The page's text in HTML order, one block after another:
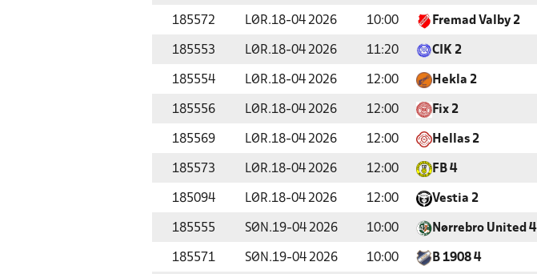
185572 LØR.18-04 2026 10:00 Fremad Valby 2
185553 LØR.18-04 2026 11:20 CIK 2
185554 LØR.18-04 2026 12:00 Hekla 2
185556 LØR.18-04 2026 12:00 Fix 2
185569 LØR.18-04 2026 12:00 Hellas 2
185573 LØR.18-04 2026 12:00 FB 4
185094 LØR.18-04 2026 12:00 Vestia 2
185555 SØN.19-04 2026 10:00 Nørrebro United 4
185571 SØN.19-04 2026 10:00 B 1908 4